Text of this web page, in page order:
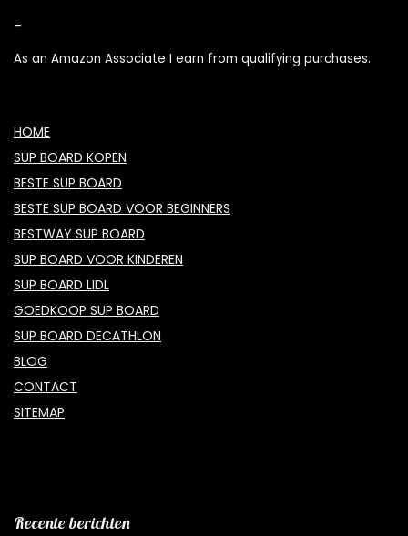
As an Amazon Associate I earn from qualifying purchases.
HOME
SUP BOARD KOPEN
BESTE SUP BOARD
BESTE SUP BOARD VOOR BEGINNERS
BESTWAY SUP BOARD
SUP BOARD VOOR KINDEREN
SUP BOARD LIDL
GOEDKOOP SUP BOARD
SUP BOARD DECATHLON
BLOG
CONTACT
SITEMAP
Recente berichten